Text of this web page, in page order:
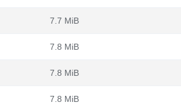
7.7 MiB
7.8 MiB
7.8 MiB
7.8 MiB